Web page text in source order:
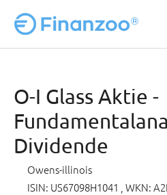
O-I Glass Aktie -
Dividende
Owens-illinois
ISIN: US67098H1041 , WKN: